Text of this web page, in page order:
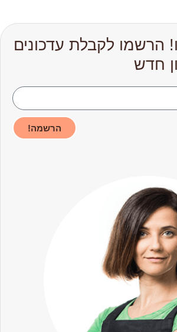
הרשמו לקבלת עדכונים
חדש
הרשמה!